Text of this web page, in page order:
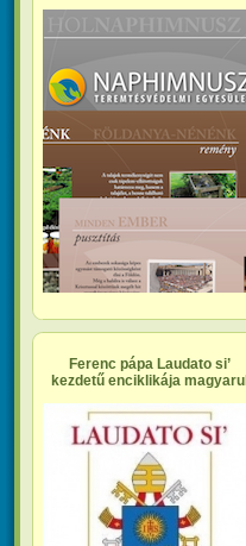
Ferenc pápa Laudato si’
kezdetű enciklikája magyarul